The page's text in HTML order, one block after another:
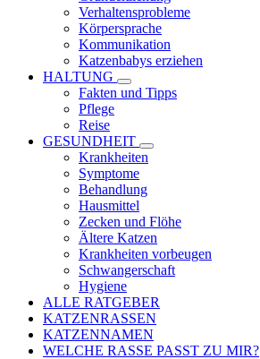
Verhaltensprobleme
Körpersprache
Kommunikation
Katzenbabys erziehen
HALTUNG
Fakten und Tipps
Pflege
Reise
GESUNDHEIT
Krankheiten
Symptome
Behandlung
Hausmittel
Zecken und Flöhe
Ältere Katzen
Krankheiten vorbeugen
Schwangerschaft
Hygiene
ALLE RATGEBER
KATZENRASSEN
KATZENNAMEN
WELCHE RASSE PASST ZU MIR?